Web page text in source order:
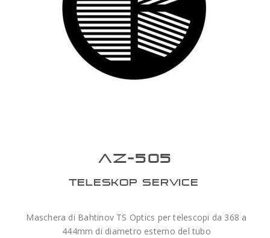
AZ-505
TELESKOP SERVICE
Maschera di Bahtinov TS Optics per telescopi da 368 a
444mm di diametro esterno del tubo